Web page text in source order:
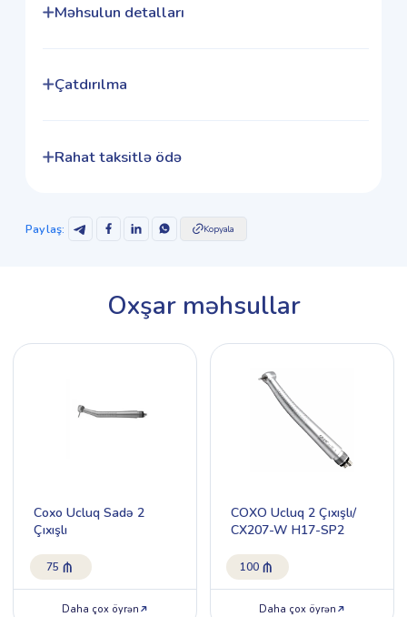
Məhsulun detalları
Çatdırılma
Rahat taksitlə ödə
Paylaş: Kopyala
Oxşar məhsullar
Coxo Ucluq Sadə 2
Çıxışlı
75
Daha çox öyrən
COXO Ucluq 2 Çıxışlı/
CX207-W H17-SP2
100
Daha çox öyrən